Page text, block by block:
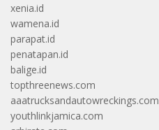
xenia.id
wamena.id
parapat.id
penatapan.id
balige.id
topthreenews.com
aaatrucksandautowreckings.com
youthlinkjamica.com